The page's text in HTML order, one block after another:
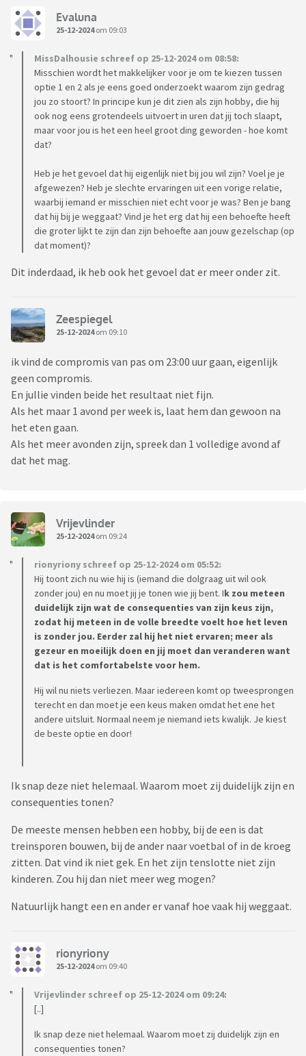
Evaluna
25-12-2024om 09:03
MissDalhousie schreef op 25-12-2024 om 08:58:
Misschien wordt het makkelijker voor je om te kiezen tussen
optie 1 en 2 als je eens goed onderzoekt waarom zijn gedrag
jou zo stoort? In principe kun je dit zien als zijn hobby, die hij
ook nog eens grotendeels uitvoert in uren dat jij toch slaapt,
maar voor jou is het een heel groot ding geworden - hoe komt
dat?
Heb je het gevoel dat hij eigenlijk niet bij jou wil zijn? Voel je je
afgewezen? Heb je slechte ervaringen uit een vorige relatie,
waarbij iemand er misschien niet echt voor je was? Ben je bang
dat hij bij je weggaat? Vind je het erg dat hij een behoefte heeft
die groter lijkt te zijn dan zijn behoefte aan jouw gezelschap (op
dat moment)?
Dit inderdaad, ik heb ook het gevoel dat er meer onder zit.
Zeespiegel
25-12-2024om 09:10
ik vind de compromis van pas om 23:00 uur gaan, eigenlijk
geen compromis.
En jullie vinden beide het resultaat niet fijn.
Als het maar 1 avond per week is, laat hem dan gewoon na
het eten gaan.
Als het meer avonden zijn, spreek dan 1 volledige avond af
dat het mag.
Vrijevlinder
25-12-2024om 09:24
rionyriony schreef op 25-12-2024 om 05:52:
Hij toont zich nu wie hij is (iemand die dolgraag uit wil ook
zonder jou) en nu moet jij je tonen wie jij bent. Ik zou meteen
duidelijk zijn wat de consequenties van zijn keus zijn,
zodat hij meteen in de volle breedte voelt hoe het leven
is zonder jou. Eerder zal hij het niet ervaren; meer als
gezeur en moeilijk doen en jij moet dan veranderen want
dat is het comfortabelste voor hem.
Hij wil nu niets verliezen. Maar iedereen komt op tweesprongen
terecht en dan moet je een keus maken omdat het ene het
andere uitsluit. Normaal neem je niemand iets kwalijk. Je kiest
de beste optie en door!
Ik snap deze niet helemaal. Waarom moet zij duidelijk zijn en
consequenties tonen?
De meeste mensen hebben een hobby, bij de een is dat
treinsporen bouwen, bij de ander naar voetbal of in de kroeg
zitten. Dat vind ik niet gek. En het zijn tenslotte niet zijn
kinderen. Zou hij dan niet meer weg mogen?
Natuurlijk hangt een en ander er vanaf hoe vaak hij weggaat.
rionyriony
25-12-2024om 09:40
Vrijevlinder schreef op 25-12-2024 om 09:24:
[..]
Ik snap deze niet helemaal. Waarom moet zij duidelijk zijn en
consequenties tonen?